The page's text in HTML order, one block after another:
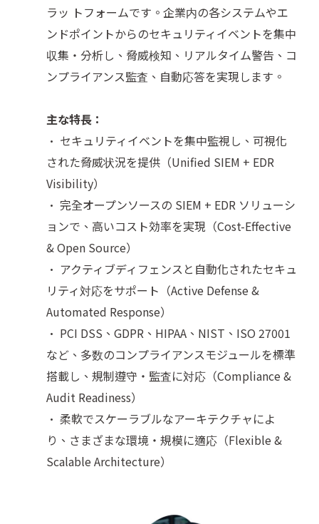
ラッ トフォームです。企業内の各システムやエ
ンドポイントからのセキュリティイベントを集中
収集・分析し、脅威検知、リアルタイム警告、コ
ンプライアンス監査、自動応答を実現します。
主な特長：
• セキュリティイベントを集中監視し、可視化
された脅威状況を提供（Unified SIEM + EDR
Visibility）
• 完全オープンソースの SIEM + EDR ソリューシ
ョンで、高いコスト効率を実現（Cost-Effective
& Open Source）
• アクティブディフェンスと自動化されたセキュ
リティ対応をサポート（Active Defense &
Automated Response）
• PCI DSS、GDPR、HIPAA、NIST、ISO 27001
など、多数のコンプライアンスモジュールを標準
搭載し、規制遵守・監査に対応（Compliance &
Audit Readiness）
• 柔軟でスケーラブルなアーキテクチャによ
り、さまざまな環境・規模に適応（Flexible &
Scalable Architecture）